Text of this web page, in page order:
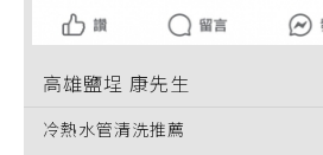
高雄鹽埕 康先生
冷熱水管清洗推薦